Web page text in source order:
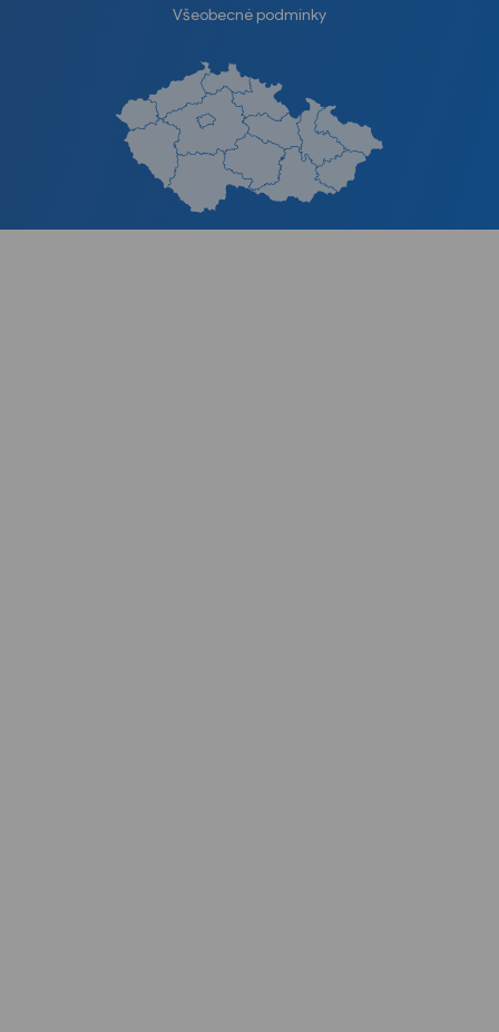
Všeobecné podmínky